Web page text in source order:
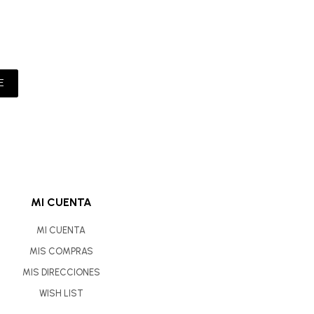
MI CUENTA
MI CUENTA
MIS COMPRAS
MIS DIRECCIONES
WISH LIST